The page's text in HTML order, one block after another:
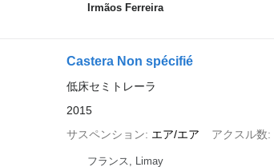
Irmãos Ferreira
Castera Non spécifié
低床セミトレーラ
2015
サスペンション
エア/エア アクスル数
フランス, Limay